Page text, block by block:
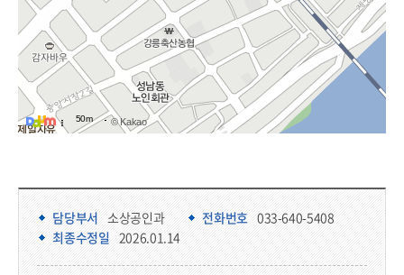
50m © Kakao
담당부서 소상공인과 전화번호 033-640-5408
최종수정일 2026.01.14